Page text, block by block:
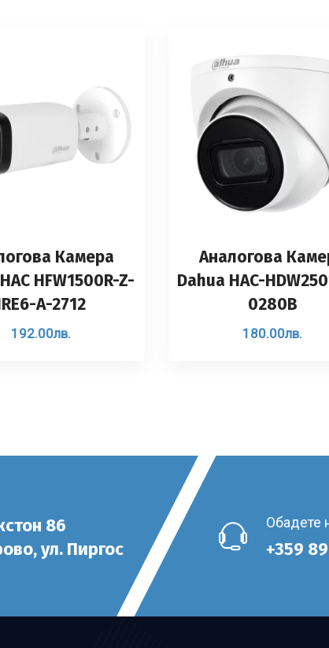
Камерa
HFW1500R-Z-
A-2712
192.00лв.
Аналоговa
Dahua HAC-
0280B
180.00лв.
86
ул. Пиргос
Обадете
+359